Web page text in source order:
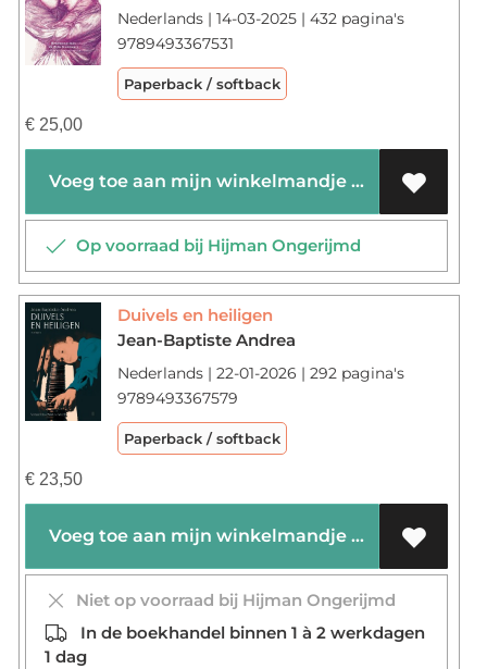
Nederlands | 14-03-2025 | 432 pagina's
9789493367531
Paperback / softback
€25,00
Voeg toe aan mijn winkelmandje
Op voorraad bij Hijman Ongerijmd
Duivels en heiligen
Jean-Baptiste Andrea
Nederlands | 22-01-2026 | 292 pagina's
9789493367579
Paperback / softback
€23,50
Voeg toe aan mijn winkelmandje
Niet op voorraad bij Hijman Ongerijmd
In de boekhandel binnen 1 à 2 werkdagen
1 dag